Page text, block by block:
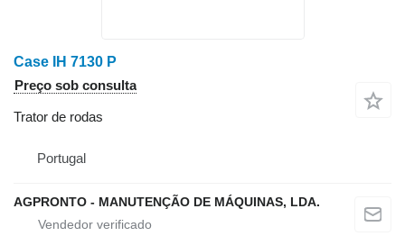
Case IH 7130 P
Preço sob consulta
Trator de rodas
Portugal
AGPRONTO - MANUTENÇÃO DE MÁQUINAS, LDA.